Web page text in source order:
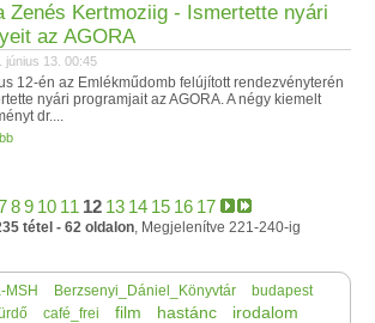
Zenés Kertmoziig - Ismertette nyári
az AGORA
június 13. 00:45
12-én az Emlékműdomb felújított rendezvényterén
nyári programjait az AGORA. A négy kiemelt
dr....
89 10 11 12 13 14 15 16 17
tétel - 62 oldalon, Megjelenítve 221-240-ig
MSH Berzsenyi_Dániel_Könyvtár budapest
café_frei film hastánc irodalom